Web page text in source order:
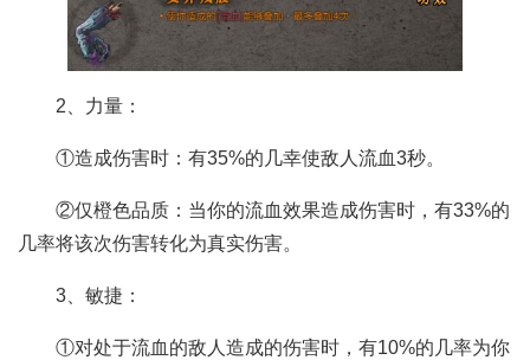
2、力量：
①造成伤害时：有35%的几幸使敌人流血3秒。
②仅橙色品质：当你的流血效果造成伤害时，有33%的
几率将该次伤害转化为真实伤害。
3、敏捷：
①对处于流血的敌人造成的伤害时，有10%的几率为你